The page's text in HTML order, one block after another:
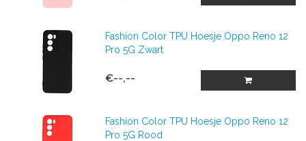
Fashion Color TPU Hoesje Oppo Reno 12
Pro 5G Zwart
€--,--
Fashion Color TPU Hoesje Oppo Reno 12
Pro 5G Rood